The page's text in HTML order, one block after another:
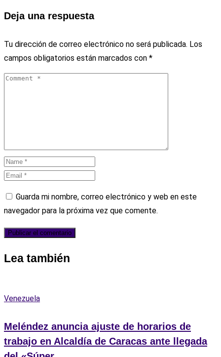
Deja una respuesta
Tu dirección de correo electrónico no será publicada. Los
campos obligatorios están marcados con *
Guarda mi nombre, correo electrónico y web en este
navegador para la próxima vez que comente.
Lea también
Venezuela
Meléndez anuncia ajuste de horarios de
trabajo en Alcaldía de Caracas ante llegada